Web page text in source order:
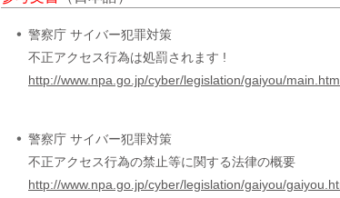
警察庁 サイバー犯罪対策
不正アクセス行為は処罰されます !
http://www.npa.go.jp/cyber/legislation/gaiyou/main.htm
警察庁 サイバー犯罪対策
不正アクセス行為の禁止等に関する法律の概要
http://www.npa.go.jp/cyber/legislation/gaiyou/